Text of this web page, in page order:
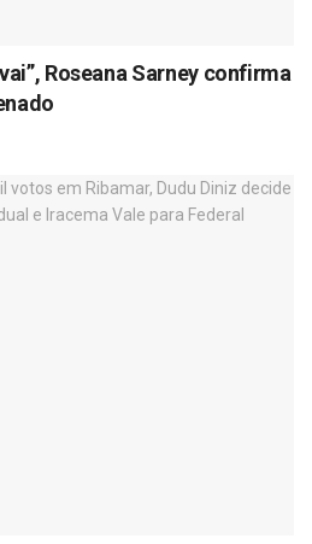
Roseana Sarney confirma